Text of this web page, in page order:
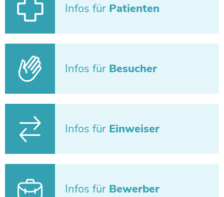
Infos für Patienten
Infos für Besucher
Infos für Einweiser
Infos für Bewerber